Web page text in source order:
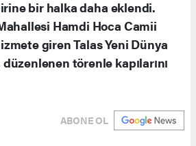
bir halka daha eklendi.
Hamdi Hoca Camii
giren Talas Yeni Dünya
törenle kapılarını
ABONE OL